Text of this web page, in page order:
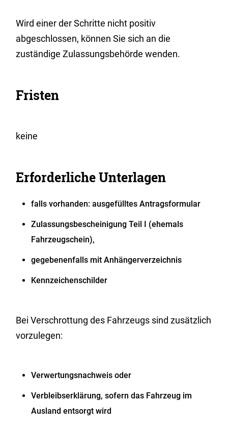
Wird einer der Schritte nicht positiv
abgeschlossen, können Sie sich an die
zuständige Zulassungsbehörde wenden.
Fristen
keine
Erforderliche Unterlagen
falls vorhanden: ausgefülltes Antragsformular
Zulassungsbescheinigung Teil I (ehemals
Fahrzeugschein),
gegebenenfalls mit Anhängerverzeichnis
Kennzeichenschilder
Bei Verschrottung des Fahrzeugs sind zusätzlich
vorzulegen:
Verwertungsnachweis oder
Verbleibserklärung, sofern das Fahrzeug im
Ausland entsorgt wird